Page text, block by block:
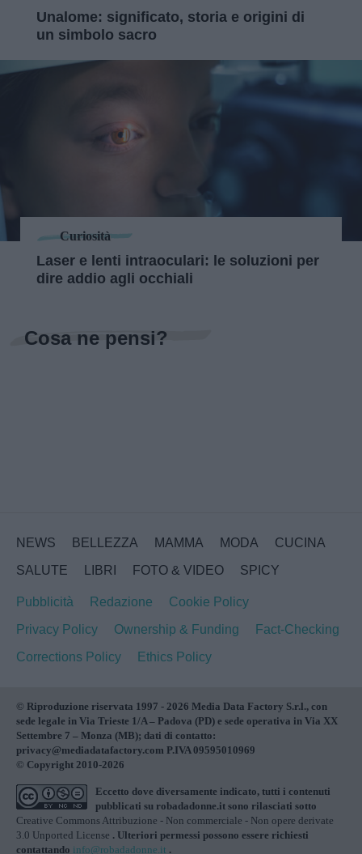
Unalome: significato, storia e origini di
un simbolo sacro
Curiosità
Laser e lenti intraoculari: le soluzioni per
dire addio agli occhiali
Cosa ne pensi?
NEWS BELLEZZA MAMMA MODA
CUCINA
SALUTE
LIBRI FOTO & VIDEO SPICY
Pubblicità Redazione
Cookie Policy
Privacy Policy
Ownership & Funding
Fact-Checking
Corrections Policy
Ethics Policy
© Riproduzione riservata 1997 - 2026 Media Data Factory S.r.l., con
sede legale in Via Trieste 1/A – Padova (PD) e sede operativa in Via XX
Settembre 7 – Monza (MB); dati di contatto:
privacy@mediadatafactory.com P.IVA 09595010969
© Copyright 2010-2026
Eccetto dove diversamente indicato, tutti i contenuti
pubblicati su robadadonne.it sono rilasciati sotto
Creative Commons Attribuzione - Non commerciale - Non opere derivate
3.0 Unported License . Ulteriori permessi possono essere richiesti
contattando info@robadadonne.it .